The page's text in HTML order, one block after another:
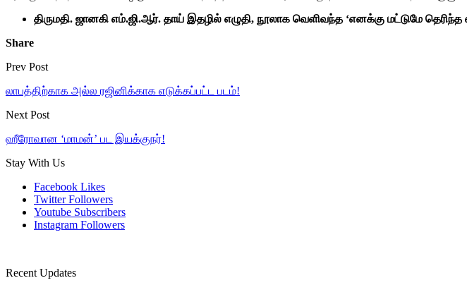
திருமதி. ஜானகி எம்.ஜி.ஆர். தாய் இதழில் எழுதி, நூலாக வெளிவந்த ‘எனக்கு மட்டுமே தெரிந்த
Share
Prev Post
லாபத்திற்காக அல்ல ரஜினிக்காக எடுக்கப்பட்ட படம்!
Next Post
ஹீரோவான ‘மாமன்’ பட இயக்குநர்!
Stay With Us
Facebook Likes
Twitter Followers
Youtube Subscribers
Instagram Followers
Recent Updates